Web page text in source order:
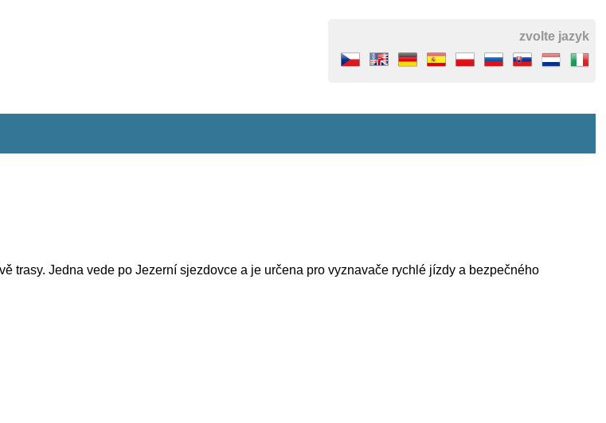
zvolte jazyk
trasy. Jedna vede po Jezerní sjezdovce a je určena pro vyznavače rychlé jízdy a bezpečného